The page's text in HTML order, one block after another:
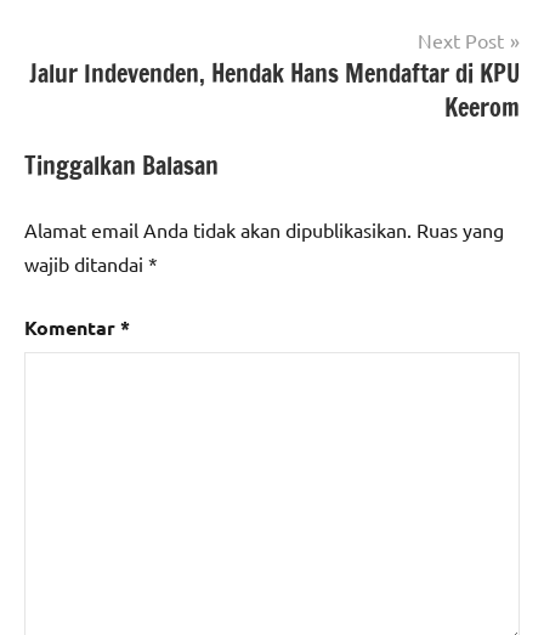
Next Post
Jalur Indevenden, Hendak Hans Mendaftar di KPU
Keerom
Tinggalkan Balasan
Alamat email Anda tidak akan dipublikasikan. Ruas yang
wajib ditandai *
Komentar*